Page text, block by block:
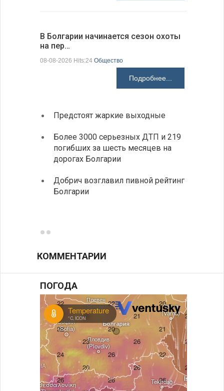
В Болгарии начинается сезон охоты
на пер…
08-08-2026 Hits:24 Общество
Подробнее...
Предстоят жаркие выходные
Более 3000 серьезных ДТП и 219
погибших за шесть месяцев на
дорогах Болгарии
Добрич возглавил пивной рейтинг
Болгарии
КОММЕНТАРИИ
ПОГОДА